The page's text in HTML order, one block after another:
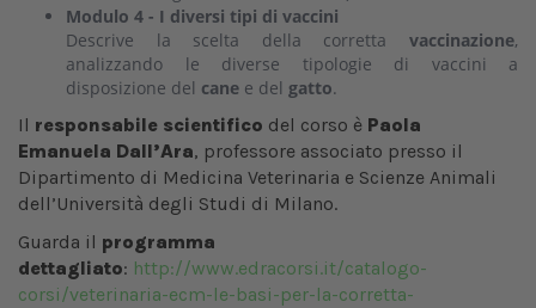
Modulo 4 - I diversi tipi di vaccini
Descrive la scelta della corretta vaccinazione,
analizzando le diverse tipologie di vaccini a
disposizione del cane e del gatto.
Il responsabile scientifico del corso è Paola
Emanuela Dall’Ara, professore associato presso il
Dipartimento di Medicina Veterinaria e Scienze Animali
dell’Università degli Studi di Milano.
Guarda il programma
dettagliato: http://www.edracorsi.it/catalogo-
corsi/veterinaria-ecm-le-basi-per-la-corretta-